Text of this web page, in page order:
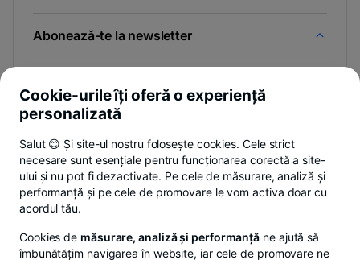
Abonează-te la newsletter
Poți renunța oricând,vezi detalii-
opens
in
a
.
Privacy Hub - opens in a new tab
Politica de confidențialitate- opens in a new
Politica de cookies
Cookie-urile îți oferă o experiență
personalizată
Salut 😊 Și site-ul nostru folosește cookies. Cele strict
necesare sunt esențiale pentru funcționarea corectă a site-
ului și nu pot fi dezactivate. Pe cele de măsurare, analiză și
performanță și pe cele de promovare le vom activa doar cu
acordul tău.
Cookies de măsurare, analiză și performanță ne ajută să
îmbunătățim navigarea în website, iar cele de promovare ne